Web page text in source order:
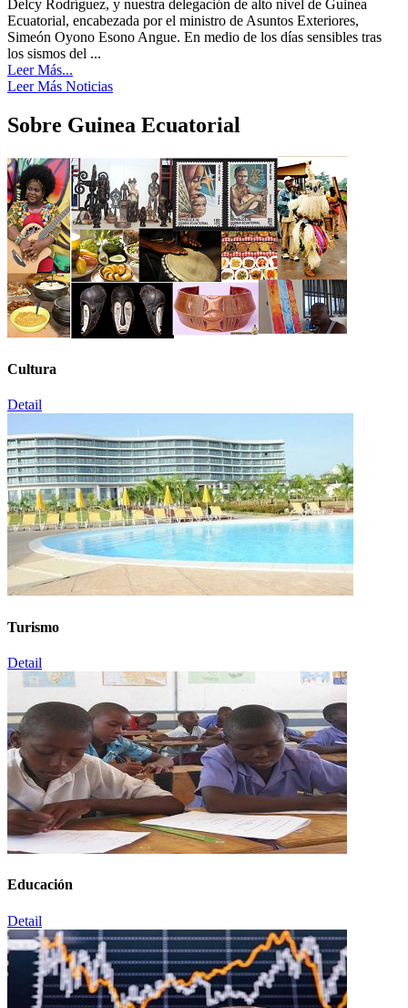
Delcy Rodríguez, y nuestra delegación de alto nivel de Guinea
Ecuatorial, encabezada por el ministro de Asuntos Exteriores,
Simeón Oyono Esono Angue. ​En medio de los días sensibles tras
los sismos del ...
Leer Más...
Leer Más Noticias
Sobre Guinea Ecuatorial
Cultura
Detail
Turismo
Detail
Educación
Detail